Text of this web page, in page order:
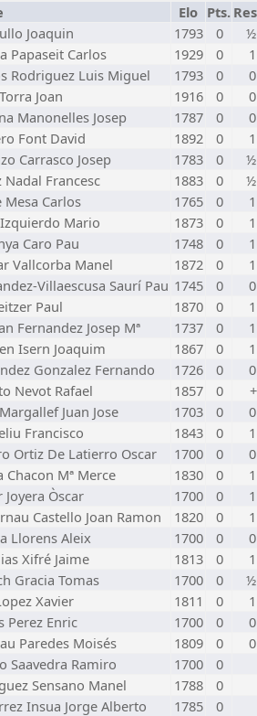
Elo Pts.
Joaquin 1793 0
Papaseit Carlos 1929 0
Rodriguez Luis Miguel 1793 0
Joan 1916 0
Manonelles Josep 1787 0
Font David 1892 0
Carrasco Josep 1783 0
Nadal Francesc 1883 0
Mesa Carlos 1765 0
Mario 1873 0
Caro Pau 1748 0
Vallcorba Manel 1872 0
Villaescusa Saurí Pau 1745 0
Paul 1870 0
Fernandez Josep Mª 1737 0
Isern Joaquim 1867 0
Gonzalez Fernando 1726 0
Nevot Rafael 1857 0
Juan Jose 1703 0
Francisco 1843 0
Ortiz De Latierro Oscar 1700 0
Chacon Mª Merce 1830 0
Joyera Òscar 1700 0
Castello Joan Ramon 1820 0
Llorens Aleix 1700 0
Xifré Jaime 1813 0
Gracia Tomas 1700 0
Xavier 1811 0
Perez Enric 1700 0
Paredes Moisés 1809 0
Saavedra Ramiro 1700
0
Sensano Manel 1788
0
Insua Jorge Alberto 1785
0